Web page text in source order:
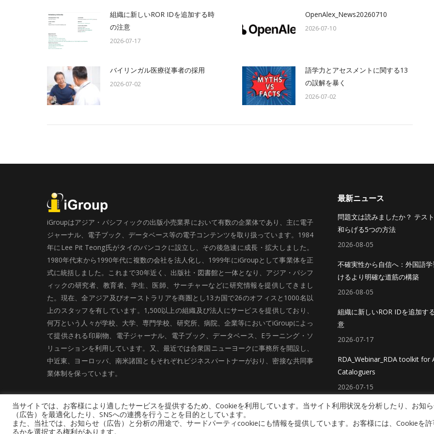
組織に新しいROR IDを追加する時
の注意
2026-07-17
OpenAlex_News20260710
2026-07-10
バイリンガル医療従事者の採用
2026-07-02
語学力とアセスメントに関する13
の誤解を暴く
2026-07-02
iGroupはアジア・パシフィックの出版小売業界において有数の企業体であり、主に電子
ジャーナル、電子ブック、データベース等の電子コンテンツを取り扱っています。1984
年にLee Pit Teong氏がタイのバンコクに設立し、その後急速に成長・拡大しました。
1980年代末から1990年代に複数の会社を法人化し、1999年にiGroupとして事業体を正
式に統括しました。これまで30年近く、出版社・図書館と一体となり、アジア・パシフ
ィックの研究者、教育者、学生、医師、サーチャーなどに研究情報を提供してきまし
た。現在、全アジア及びオーストラリアを商圏とし13カ国で26のオフィスと1000名以
上のスタッフを有しています。1,500以上の組織及び法人にサービスを提供しており、
何万という人々が学校、大学、専門学校、研究所、病院、企業等においてiGroupによっ
て提供される印刷物、電子ジャーナル、電子ブック、データベース、Eラーニング・ソ
リューションを利用しています。又、最近では合衆国ニューヨークに事務所を開設し、
中近東、ヨーロッパ、南米諸国ともそれぞれビジネスパートナーがおり、密接な共同事
業体制を保っています。
最新ニュース
問題文は読みましたか？ テス
和らげる5つの方法
2026-08-05
不確実性から自信へ：外国語
けるより明確な道筋の構築
2026-08-05
組織に新しいROR IDを追加す
意
2026-07-17
RDA_Webinar_RDA toolkit for
Cataloguers
2026-07-15
当サイトでは、お客様により適したサービスを提供するため、Cookieを利用しています。当サイト利用状況を分析したり、お知
（広告）を最適化したり、SNSへの連携を行うことを目的としています。
また、当社では、お知らせ（広告）と分析の用途で、サードパーティcookieにも情報を提供しています。お客様には、Cookieを
るかを選択する権利があります。